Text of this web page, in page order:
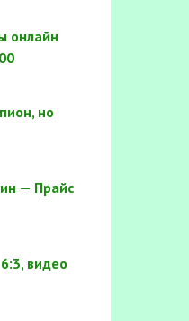
онлайн
но
— Прайс
видео